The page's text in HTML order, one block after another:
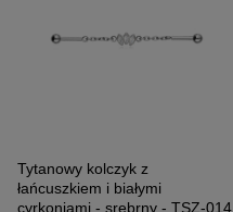
Tytanowy kolczyk z
łańcuszkiem i białymi
cyrkoniami - srebrny - TSZ-014